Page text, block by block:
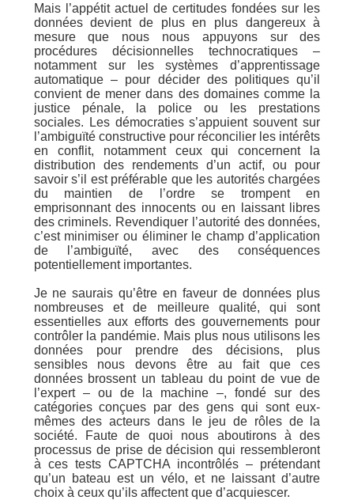
Mais l’appétit actuel de certitudes fondées sur les
données devient de plus en plus dangereux à
mesure que nous nous appuyons sur des
procédures décisionnelles technocratiques –
notamment sur les systèmes d’apprentissage
automatique – pour décider des politiques qu’il
convient de mener dans des domaines comme la
justice pénale, la police ou les prestations
sociales. Les démocraties s’appuient souvent sur
l’ambiguïté constructive pour réconcilier les intérêts
en conflit, notamment ceux qui concernent la
distribution des rendements d’un actif, ou pour
savoir s’il est préférable que les autorités chargées
du maintien de l’ordre se trompent en
emprisonnant des innocents ou en laissant libres
des criminels. Revendiquer l’autorité des données,
c’est minimiser ou éliminer le champ d’application
de l’ambiguïté, avec des conséquences
potentiellement importantes.
Je ne saurais qu’être en faveur de données plus
nombreuses et de meilleure qualité, qui sont
essentielles aux efforts des gouvernements pour
contrôler la pandémie. Mais plus nous utilisons les
données pour prendre des décisions, plus
sensibles nous devons être au fait que ces
données brossent un tableau du point de vue de
l’expert – ou de la machine –, fondé sur des
catégories conçues par des gens qui sont eux-
mêmes des acteurs dans le jeu de rôles de la
société. Faute de quoi nous aboutirons à des
processus de prise de décision qui ressembleront
à ces tests CAPTCHA incontrôlés – prétendant
qu’un bateau est un vélo, et ne laissant d’autre
choix à ceux qu’ils affectent que d’acquiescer.